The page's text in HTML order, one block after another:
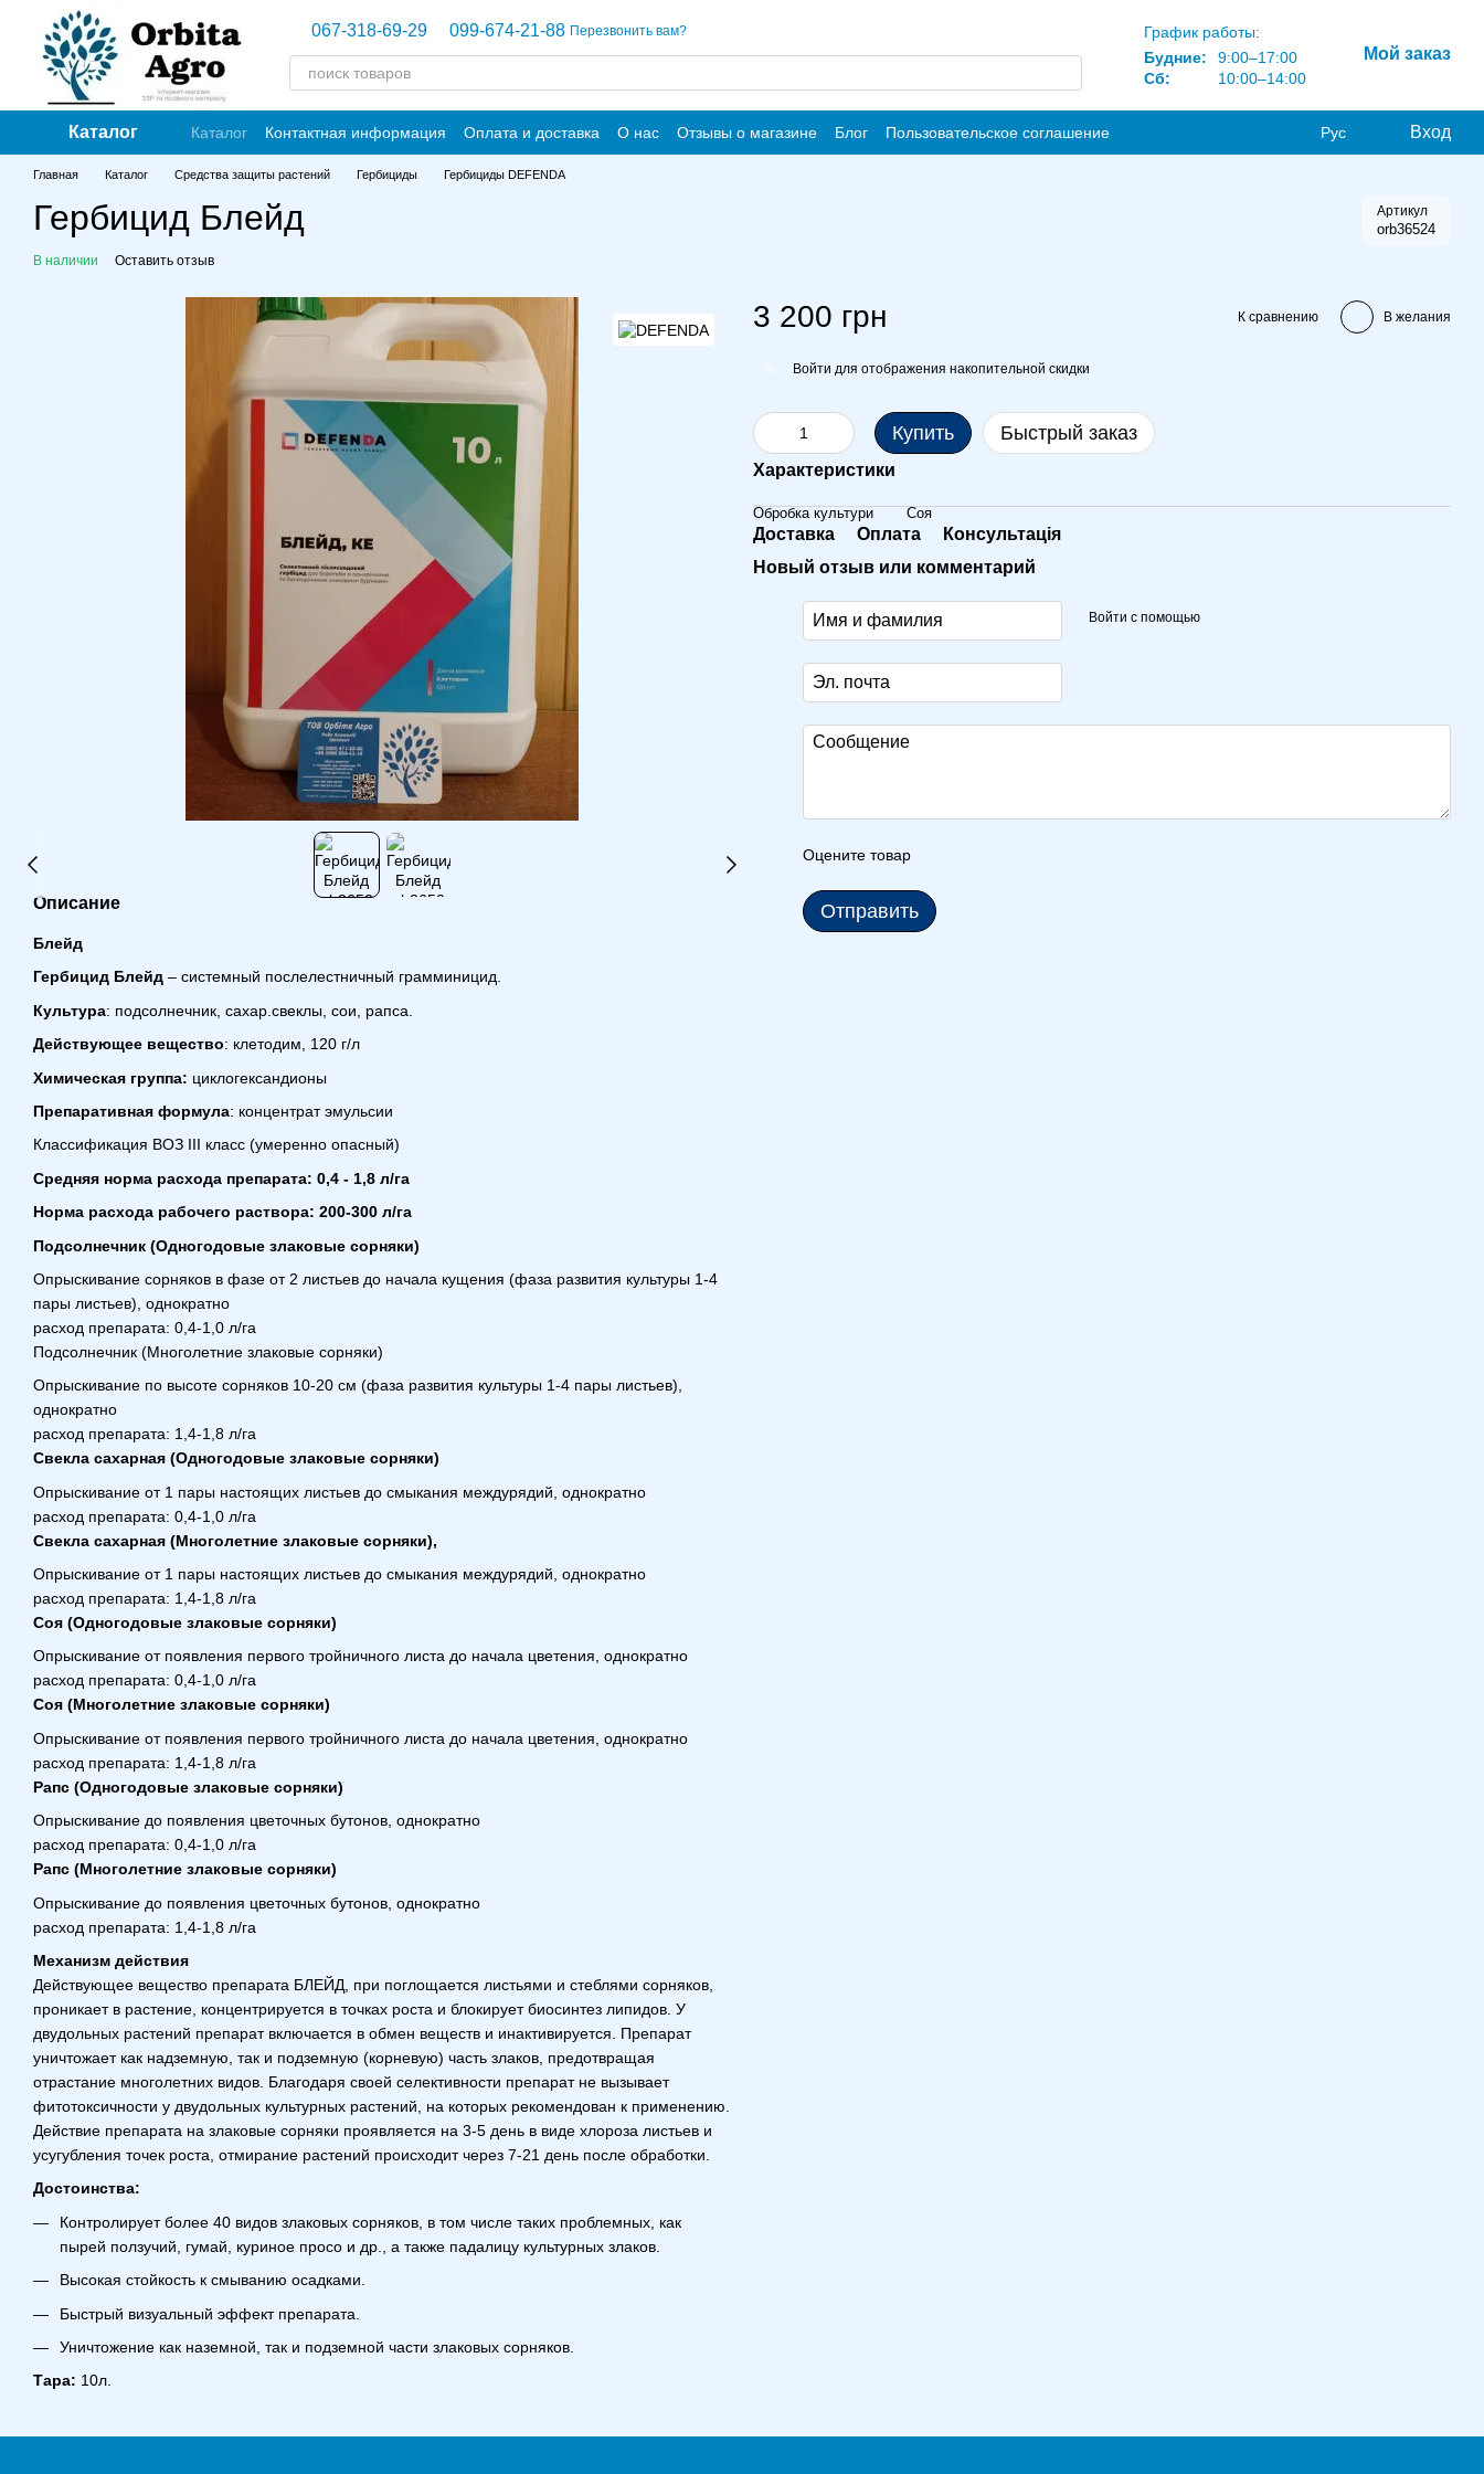
Перейти к основному контенту
067-318-69-29 099-674-21-88 Перезвонить вам?
График работы:
Будние:
9:00–17:00
Сб:
10:00–14:00
Мой заказ
Каталог Каталог Контактная информация Оплата и доставка О нас Отзывы о магазине Блог Пользовательское соглашение Рус Вход
Главная Каталог Средства защиты растений Гербициды Гербициды DEFENDA
Гербицид Блейд Артикул
orb36524
В наличии Оставить отзыв
Описание
Блейд
Гербицид Блейд – системный послелестничный грамминицид.
Культура: подсолнечник, сахар.свеклы, сои, рапса.
Действующее вещество: клетодим, 120 г/л
Химическая группа: циклогександионы
Препаративная формула: концентрат эмульсии
Классификация ВОЗ III класс (умеренно опасный)
Средняя норма расхода препарата: 0,4 - 1,8 л/га
Норма расхода рабочего раствора: 200-300 л/га
Подсолнечник (Одногодовые злаковые сорняки)
Опрыскивание сорняков в фазе от 2 листьев до начала кущения (фаза развития культуры 1-4
пары листьев), однократно
расход препарата: 0,4-1,0 л/га
Подсолнечник (Многолетние злаковые сорняки)
Опрыскивание по высоте сорняков 10-20 см (фаза развития культуры 1-4 пары листьев),
однократно
расход препарата: 1,4-1,8 л/га
Свекла сахарная (Одногодовые злаковые сорняки)
Опрыскивание от 1 пары настоящих листьев до смыкания междурядий, однократно
расход препарата: 0,4-1,0 л/га
Свекла сахарная (Многолетние злаковые сорняки),
Опрыскивание от 1 пары настоящих листьев до смыкания междурядий, однократно
расход препарата: 1,4-1,8 л/га
Соя (Одногодовые злаковые сорняки)
Опрыскивание от появления первого тройничного листа до начала цветения, однократно
расход препарата: 0,4-1,0 л/га
Соя (Многолетние злаковые сорняки)
Опрыскивание от появления первого тройничного листа до начала цветения, однократно
расход препарата: 1,4-1,8 л/га
Рапс (Одногодовые злаковые сорняки)
Опрыскивание до появления цветочных бутонов, однократно
расход препарата: 0,4-1,0 л/га
Рапс (Многолетние злаковые сорняки)
Опрыскивание до появления цветочных бутонов, однократно
расход препарата: 1,4-1,8 л/га
Механизм действия
Действующее вещество препарата БЛЕЙД, при поглощается листьями и стеблями сорняков,
проникает в растение, концентрируется в точках роста и блокирует биосинтез липидов. У
двудольных растений препарат включается в обмен веществ и инактивируется. Препарат
уничтожает как надземную, так и подземную (корневую) часть злаков, предотвращая
отрастание многолетних видов. Благодаря своей селективности препарат не вызывает
фитотоксичности у двудольных культурных растений, на которых рекомендован к применению.
Действие препарата на злаковые сорняки проявляется на 3-5 день в виде хлороза листьев и
усугубления точек роста, отмирание растений происходит через 7-21 день после обработки.
Достоинства:
Контролирует более 40 видов злаковых сорняков, в том числе таких проблемных, как
пырей ползучий, гумай, куриное просо и др., а также падалицу культурных злаков.
Высокая стойкость к смыванию осадками.
Быстрый визуальный эффект препарата.
Уничтожение как наземной, так и подземной части злаковых сорняков.
Тара: 10л.
3 200 грн К сравнению В желания
Войти для отображения накопительной скидки
Купить Быстрый заказ
Характеристики
Обробка культури Соя
Доставка Оплата
Консультація
Новый отзыв или комментарий
Войти с помощью
Оцените товар
Отправить